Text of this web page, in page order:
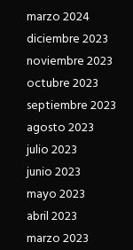
marzo 2024
diciembre 2023
noviembre 2023
octubre 2023
septiembre 2023
agosto 2023
julio 2023
junio 2023
mayo 2023
abril 2023
marzo 2023